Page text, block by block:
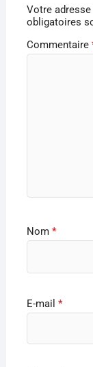
Votre
obligatoires
Commentaire
Nom *
E-mail *